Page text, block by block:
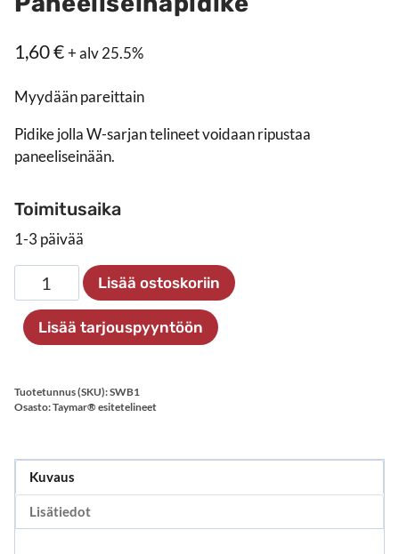
1,60€+ alv 25.5%
Myydään pareittain
Pidike jolla W-sarjan telineet voidaan ripustaa
paneeliseinään.
Toimitusaika
1-3 päivää
Paneeliseinäpidike
määrä
Lisää ostoskoriin
Lisää tarjouspyyntöön
Tuotetunnus (SKU):SWB1
Osasto:Taymar® esitetelineet
Kuvaus
Lisätiedot